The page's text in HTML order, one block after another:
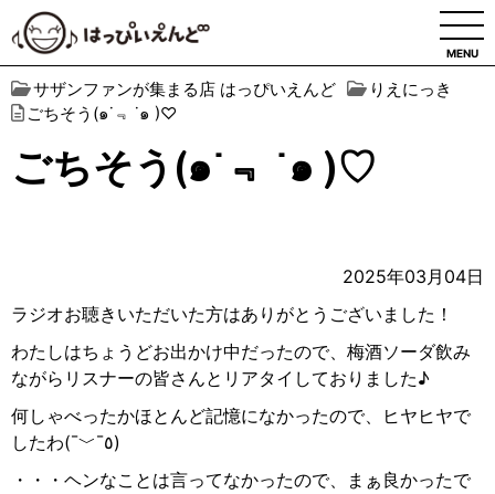
MENU
サザンファンが集まる店 はっぴいえんど
りえにっき
ごちそう(๑˙﹃ ˙๑ )♡
ごちそう(๑˙﹃ ˙๑ )♡
2025年03月04日
ラジオお聴きいただいた方はありがとうございました！
わたしはちょうどお出かけ中だったので、梅酒ソーダ飲み
ながらリスナーの皆さんとリアタイしておりました♪
何しゃべったかほとんど記憶になかったので、ヒヤヒヤで
したわ(¯﹀¯٥)
・・・ヘンなことは言ってなかったので、まぁ良かったで